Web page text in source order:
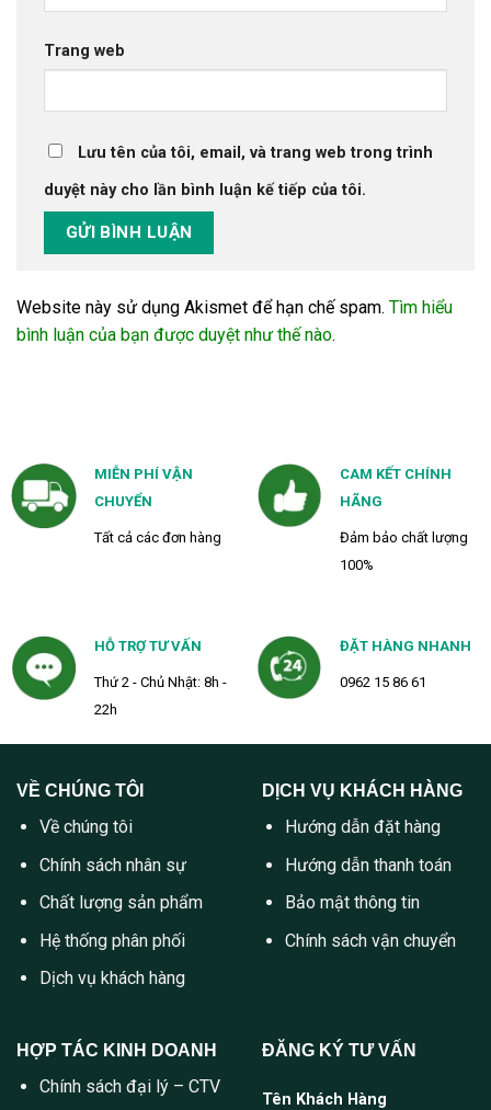
Trang web
Lưu tên của tôi, email, và trang web trong trình
duyệt này cho lần bình luận kế tiếp của tôi.
Website này sử dụng Akismet để hạn chế spam. Tìm hiểu
bình luận của bạn được duyệt như thế nào.
MIỄN PHÍ VẬN
CHUYỂN
Tất cả các đơn hàng
CAM KẾT CHÍNH
HÃNG
Đảm bảo chất lượng
100%
HỖ TRỢ TƯ VẤN
Thứ 2 - Chủ Nhật: 8h -
22h
ĐẶT HÀNG NHANH
0962 15 86 61
VỀ CHÚNG TÔI
Về chúng tôi
Chính sách nhân sự
Chất lượng sản phẩm
Hệ thống phân phối
Dịch vụ khách hàng
DỊCH VỤ KHÁCH HÀNG
Hướng dẫn đặt hàng
Hướng dẫn thanh toán
Bảo mật thông tin
Chính sách vận chuyển
HỢP TÁC KINH DOANH
Chính sách đại lý – CTV
ĐĂNG KÝ TƯ VẤN
Tên Khách Hàng